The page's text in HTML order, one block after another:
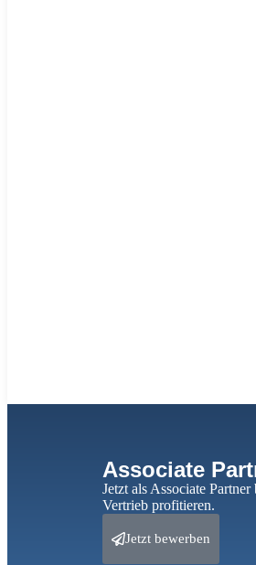
Associate
Jetzt als Associate
Vertrieb profitieren.
Jetzt bewerben